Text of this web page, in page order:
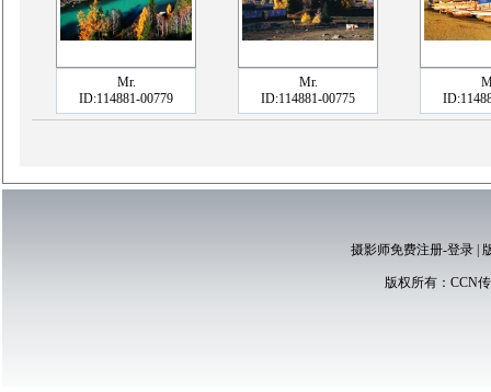
Mr.
ID:114881-00779
Mr.
ID:114881-00775
摄影师免费注册-登录|
版权所有： CCN